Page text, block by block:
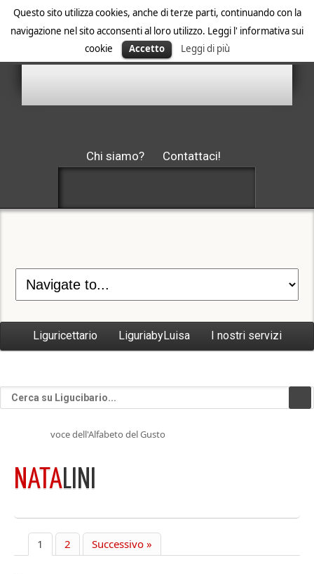
Questo sito utilizza cookies, anche di terze parti, continuando con la
navigazione nel sito acconsenti al loro utilizzo. Leggi l' informativa sui
cookie
Accetto Leggi di più
Chi siamo? Contattaci!
Liguricettario LiguriabyLuisa I nostri servizi
voce dell'Alfabeto del Gusto
NATALINI
1 2 Successivo »